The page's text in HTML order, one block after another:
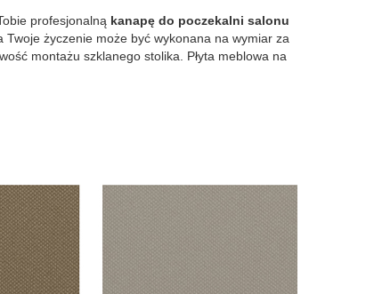
profesjonalną kanapę do poczekalni salonu
życzenie może być wykonana na wymiar za
montażu szklanego stolika. Płyta meblowa na